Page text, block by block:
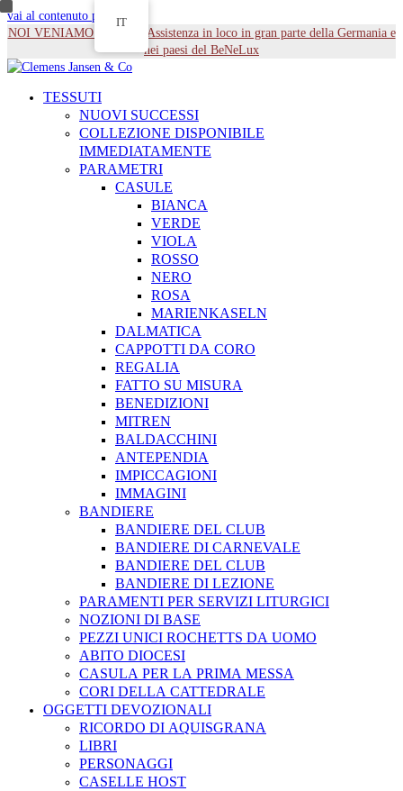
vai al contenuto principale
NOI VENIAMO DA TE - Assistenza in loco in gran parte della Germania e
nei paesi del BeNeLux
TESSUTI
NUOVI SUCCESSI
COLLEZIONE DISPONIBILE
IMMEDIATAMENTE
PARAMETRI
CASULE
BIANCA
VERDE
VIOLA
ROSSO
NERO
ROSA
MARIENKASELN
DALMATICA
CAPPOTTI DA CORO
REGALIA
FATTO SU MISURA
BENEDIZIONI
MITREN
BALDACCHINI
ANTEPENDIA
IMPICCAGIONI
IMMAGINI
BANDIERE
BANDIERE DEL CLUB
BANDIERE DI CARNEVALE
BANDIERE DEL CLUB
BANDIERE DI LEZIONE
PARAMENTI PER SERVIZI LITURGICI
NOZIONI DI BASE
PEZZI UNICI ROCHETTS DA UOMO
ABITO DIOCESI
CASULA PER LA PRIMA MESSA
CORI DELLA CATTEDRALE
OGGETTI DEVOZIONALI
RICORDO DI AQUISGRANA
LIBRI
PERSONAGGI
CASELLE HOST
IT